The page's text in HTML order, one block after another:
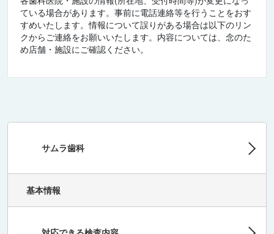
ている場合があります。事前に電話連絡等を行うことをおす
すめいたします。情報について誤りがある場合は以下のリン
クからご連絡をお願いいたします。内容については、念のた
め店舗・施設にご確認ください。
サムラ歯科
基本情報